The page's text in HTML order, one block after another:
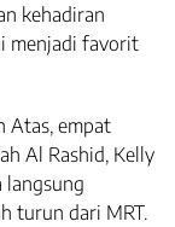
kehadiran
menjadi favorit
Atas, empat
Al Rashid, Kelly
langsung
turun dari MRT.